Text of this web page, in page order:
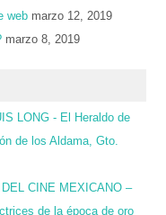
web marzo 12, 2019
marzo 8, 2019
LONG - El Heraldo de
de los Aldama, Gto.
CINE MEXICANO –
de la época de oro